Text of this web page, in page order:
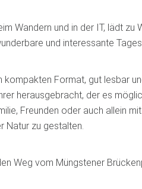
Wandern und in der IT, lädt zu
und interessante
kompakten Format, gut lesbar
herausgebracht, der es
Freunden oder auch allein
Natur zu gestalten.
Weg vom Müngstener